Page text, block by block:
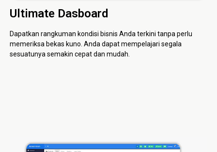
Ultimate Dasboard
Dapatkan rangkuman kondisi bisnis Anda terkini tanpa perlu
memeriksa bekas kuno. Anda dapat mempelajari segala
sesuatunya semakin cepat dan mudah.